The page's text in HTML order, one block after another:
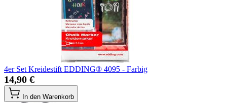
4er Set Kreidestift EDDING® 4095 - Farbig
14,90 €
In den Warenkorb